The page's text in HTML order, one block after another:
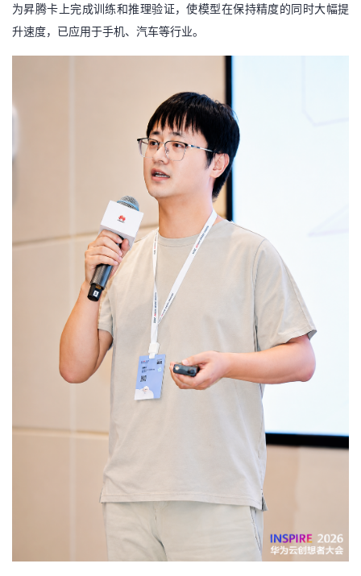
为昇腾卡上完成训练和推理验证，使模型在保持精度的同时大幅提
升速度，已应用于手机、汽车等行业。